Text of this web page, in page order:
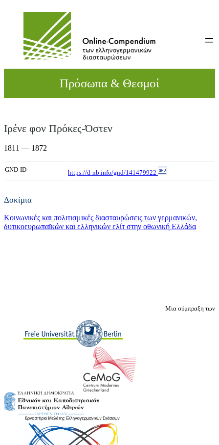
Πρόσωπα & Θεσμοί
Ιρένε φον Πρόκες-Όστεν
1811 — 1872
GND-ID https://d-nb.info/gnd/141479922
Δοκίμια
Κοινωνικές και πολιτισμικές διασταυρώσεις των γερμανικών,
δυτικοευρωπαϊκών και ελληνικών ελίτ στην oθωνική Ελλάδα
Μια σύμπραξη των